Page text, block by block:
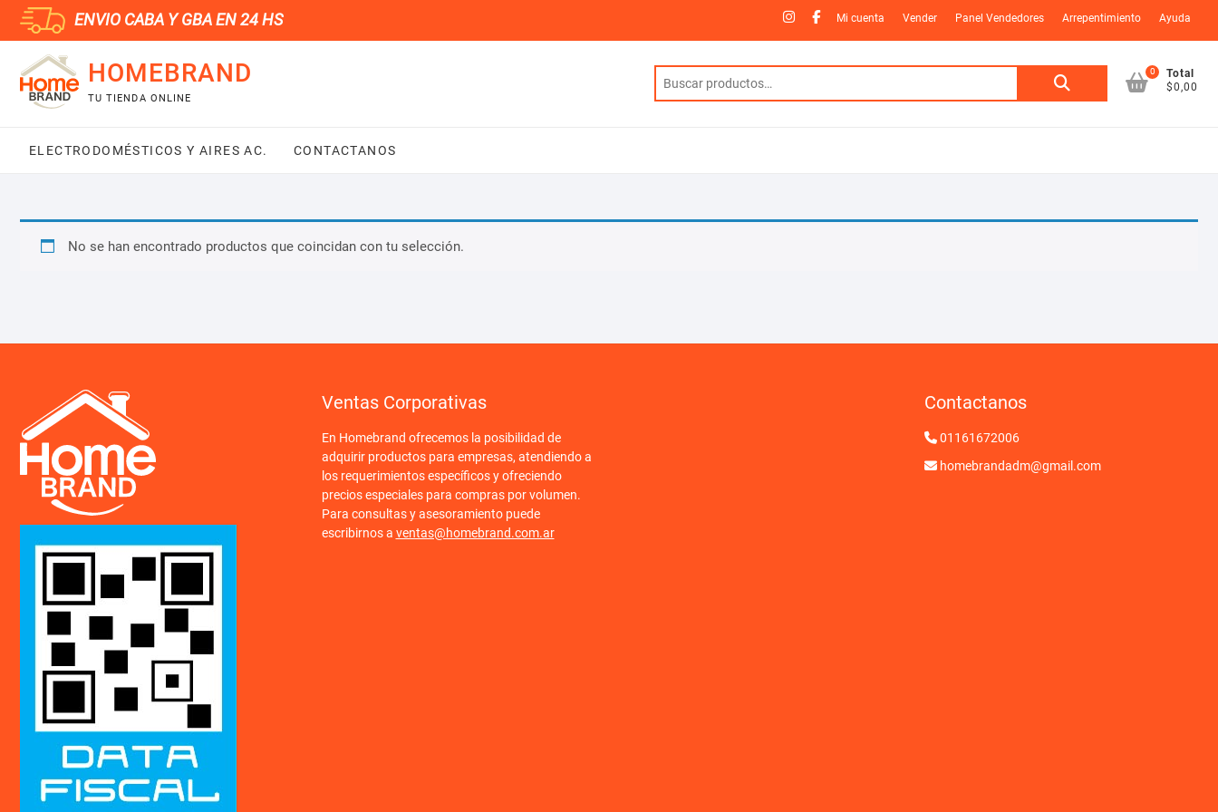
Saltar
contenido
ENVIO CABA Y GBA EN 24 HS Instagram
Facebook
Mi cuenta Vender Panel Vendedores Arrepentimiento Ayuda
HOMEBRAND
TU TIENDA ONLINE
Buscar
0
Total
$0,00
ELECTRODOMÉSTICOS Y AIRES AC. CONTACTANOS
No se han encontrado productos que coincidan con tu selección.
Ventas Corporativas
En Homebrand ofrecemos la posibilidad de
adquirir productos para empresas, atendiendo a
los requerimientos específicos y ofreciendo
precios especiales para compras por volumen.
Para consultas y asesoramiento puede
escribirnos a ventas@homebrand.com.ar
Contactanos
01161672006
homebrandadm@gmail.com